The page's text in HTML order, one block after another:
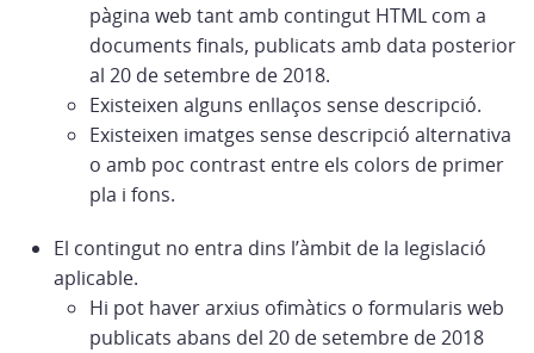
pàgina web tant amb contingut HTML com a
documents finals, publicats amb data posterior
al 20 de setembre de 2018.
Existeixen alguns enllaços sense descripció.
Existeixen imatges sense descripció alternativa
o amb poc contrast entre els colors de primer
pla i fons.
El contingut no entra dins l’àmbit de la legislació
aplicable.
Hi pot haver arxius ofimàtics o formularis web
publicats abans del 20 de setembre de 2018